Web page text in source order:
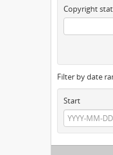
Copyright
Filter by date
Start